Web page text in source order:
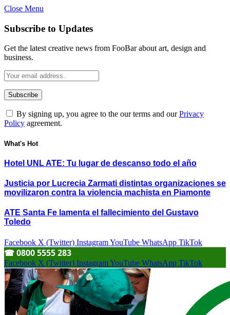
Close Menu
Subscribe to Updates
Get the latest creative news from FooBar about art, design and
business.
By signing up, you agree to the our terms and ourPrivacy
Policy agreement.
What's Hot
Hotel UNL ATE: Tu lugar de descanso todo el año
Justicia por Lucrecia Zarmati distintas organizaciones se
movilizaron contra la violencia machista en Piamonte
ATE Santa Fe lamenta el fallecimiento del Gustavo
Toledo
Facebook X (Twitter) InstagramYouTube WhatsApp TikTok
☎︎ 0800 5555 283
Facebook X (Twitter) InstagramYouTube WhatsApp TikTok